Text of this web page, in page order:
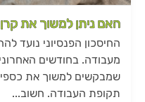
האם ניתן למשוך את
החיסכון הפנסיוני נועד
מעבודה. בחודשים
שמבקשים למשוך את כספי
תקופת העבודה. חשוב...